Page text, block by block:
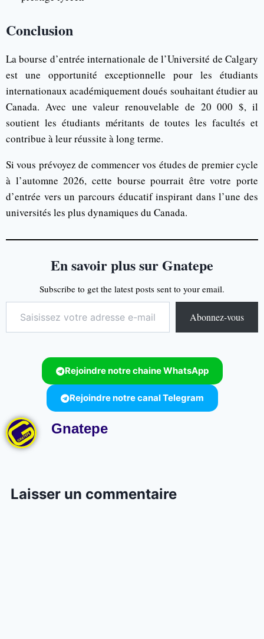
Conclusion
La bourse d’entrée internationale de l’Université de Calgary
est une opportunité exceptionnelle pour les étudiants
internationaux académiquement doués souhaitant étudier au
Canada. Avec une valeur renouvelable de 20 000 $, il
soutient les étudiants méritants de toutes les facultés et
contribue à leur réussite à long terme.
Si vous prévoyez de commencer vos études de premier cycle
à l’automne 2026, cette bourse pourrait être votre porte
d’entrée vers un parcours éducatif inspirant dans l’une des
universités les plus dynamiques du Canada.
En savoir plus sur Gnatepe
Subscribe to get the latest posts sent to your email.
Abonnez-vous
Rejoindre notre chaine WhatsApp
Rejoindre notre canal Telegram
Gnatepe
Laisser un commentaire